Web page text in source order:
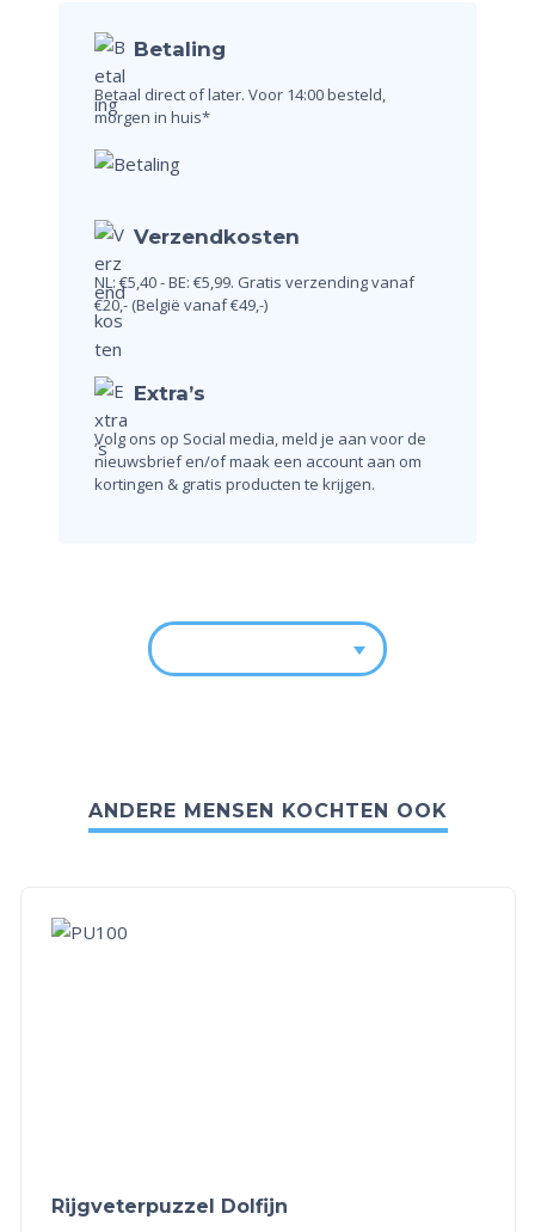
Betaling
Betaal direct of later. Voor 14:00 besteld,
morgen in huis*
Verzendkosten
NL: €5,40 - BE: €5,99. Gratis verzending vanaf
€20,- (België vanaf €49,-)
Extra’s
Volg ons op Social media, meld je aan voor de
nieuwsbrief en/of maak een account aan om
kortingen & gratis producten te krijgen.
ANDERE MENSEN KOCHTEN OOK
Rijgveterpuzzel Dolfijn